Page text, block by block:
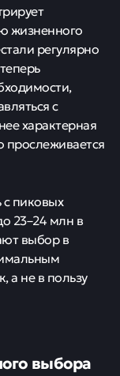
жизненного
регулярно
с
характерная
прослеживается
пиковых
23–24 млн в
выбор в
а не в пользу
выбора